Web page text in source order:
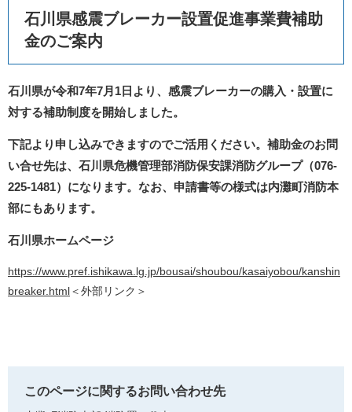
石川県感震ブレーカー設置促進事業費補助
金のご案内
石川県が令和7年7月1日より、感震ブレーカーの購入・設置に
対する補助制度を開始しました。
下記より申し込みできますのでご活用ください。補助金のお問
い合せ先は、石川県危機管理部消防保安課消防グループ（076-
225-1481）になります。なお、申請書等の様式は内灘町消防本
部にもあります。
石川県ホームページ
https://www.pref.ishikawa.lg.jp/bousai/shoubou/kasaiyobou/kanshin
breaker.html＜外部リンク＞
このページに関するお問い合わせ先